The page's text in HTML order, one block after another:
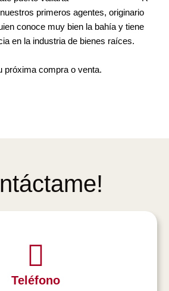
primeros agentes, originario
conoce muy bien la bahía y tiene
en la industria de bienes raíces.
próxima compra o venta.
Teléfono